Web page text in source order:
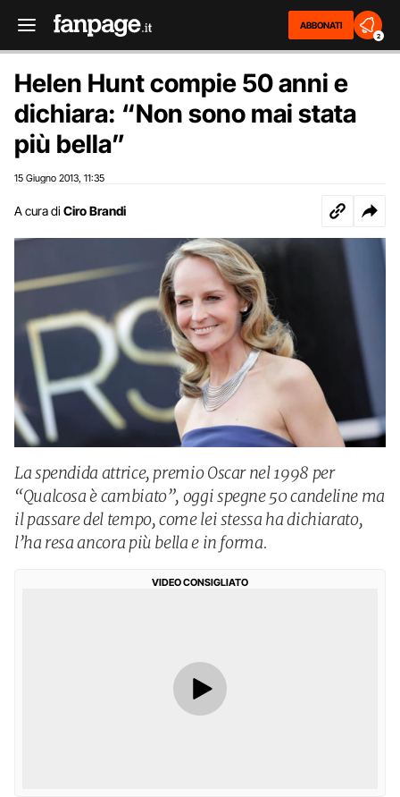
ABBONATI
2
Helen Hunt compie 50 anni e
dichiara: “Non sono mai stata
più bella”
15 Giugno 2013 11:35
A cura di Ciro Brandi
La spendida attrice, premio Oscar nel 1998 per
“Qualcosa è cambiato”, oggi spegne 50 candeline ma
il passare del tempo, come lei stessa ha dichiarato,
l’ha resa ancora più bella e in forma.
VIDEO CONSIGLIATO